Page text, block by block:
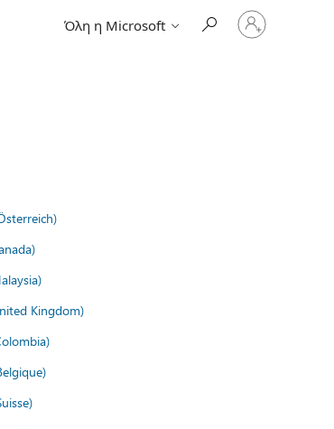
Όλη η Microsoft
Είσοδος
στον
λογαριασμό
Kingdom)